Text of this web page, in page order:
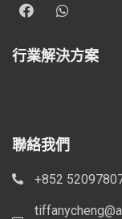
行業解決方案
聯絡我們
+852